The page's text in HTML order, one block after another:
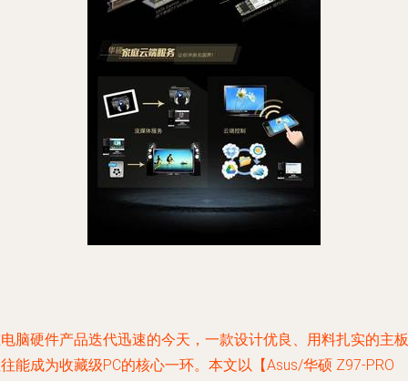
脑硬件产品迭代迅速的今天，一款设计优良、用料扎实的主板
能成为收藏级PC的核心一环。本文以【Asus/华硕 Z97-PRO